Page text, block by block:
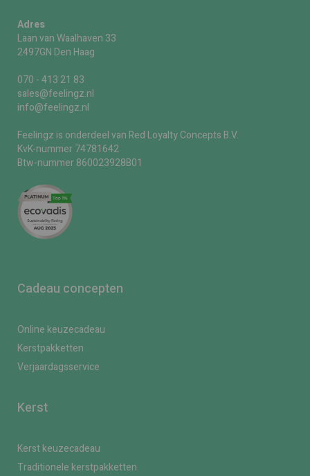
Adres
Laan van Waalhaven 33
2497GN Den Haag
070 - 413 21 83
sales@feelingz.nl
info@feelingz.nl
Feelingz is onderdeel van Red Loyalty Concepts B.V.
KvK-nummer 74781642
Btw-nummer 860023928B01
Cadeau concepten
Online keuzecadeau
Kerstpakketten
Verjaardagsservice
Kerst
Kerst keuzecadeau
Traditionele kerstpakketten